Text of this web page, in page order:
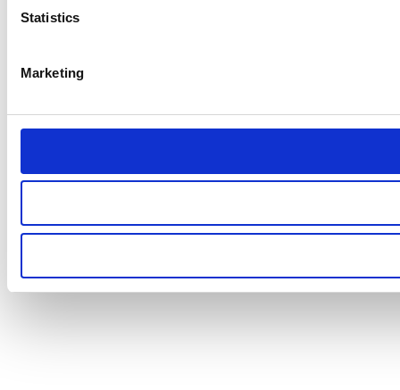
Statistics
Marketing